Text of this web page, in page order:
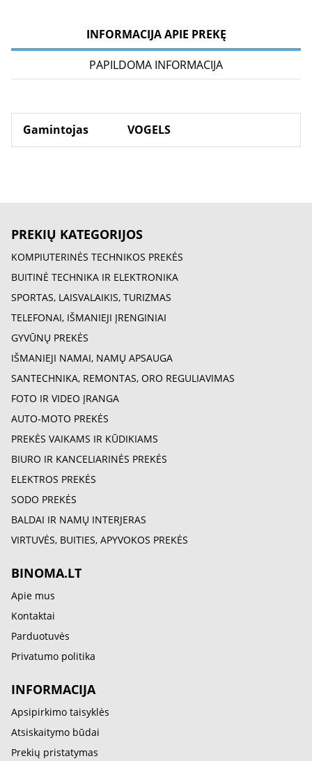
INFORMACIJA APIE PREKĘ
PAPILDOMA INFORMACIJA
Gamintojas VOGELS
PREKIŲ KATEGORIJOS
KOMPIUTERINĖS TECHNIKOS PREKĖS
BUITINĖ TECHNIKA IR ELEKTRONIKA
SPORTAS, LAISVALAIKIS, TURIZMAS
TELEFONAI, IŠMANIEJI ĮRENGINIAI
GYVŪNŲ PREKĖS
IŠMANIEJI NAMAI, NAMŲ APSAUGA
SANTECHNIKA, REMONTAS, ORO REGULIAVIMAS
FOTO IR VIDEO ĮRANGA
AUTO-MOTO PREKĖS
PREKĖS VAIKAMS IR KŪDIKIAMS
BIURO IR KANCELIARINĖS PREKĖS
ELEKTROS PREKĖS
SODO PREKĖS
BALDAI IR NAMŲ INTERJERAS
VIRTUVĖS, BUITIES, APYVOKOS PREKĖS
BINOMA.LT
Apie mus
Kontaktai
Parduotuvės
Privatumo politika
INFORMACIJA
Apsipirkimo taisyklės
Atsiskaitymo būdai
Prekių pristatymas